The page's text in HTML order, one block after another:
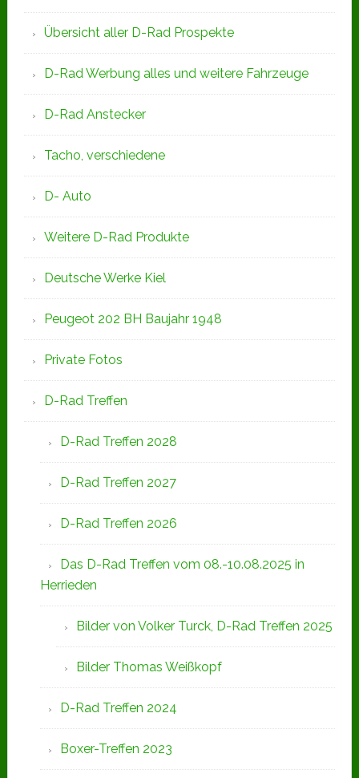
Übersicht aller D-Rad Prospekte
D-Rad Werbung alles und weitere Fahrzeuge
D-Rad Anstecker
Tacho, verschiedene
D- Auto
Weitere D-Rad Produkte
Deutsche Werke Kiel
Peugeot 202 BH Baujahr 1948
Private Fotos
D-Rad Treffen
D-Rad Treffen 2028
D-Rad Treffen 2027
D-Rad Treffen 2026
Das D-Rad Treffen vom 08.-10.08.2025 in
Herrieden
Bilder von Volker Turck, D-Rad Treffen 2025
Bilder Thomas Weißkopf
D-Rad Treffen 2024
Boxer-Treffen 2023